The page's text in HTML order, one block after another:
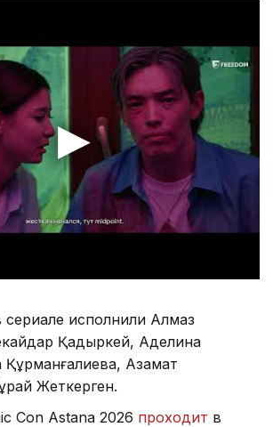
исполнили Алмаз
Қадыркей, Аделина
Азамат
Жеткерген.
Con Astana 2026 проходит в